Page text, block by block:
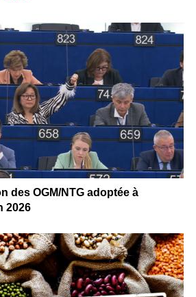
des OGM/NTG adoptée à
2026